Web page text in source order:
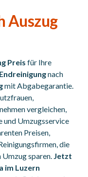
Auszug
Preisfür Ihre
Endreinigungnach
mit Abgabegarantie.
vergleichen,
und Umzugsservice
Preisen,
die
sparen. Jetzt
im Luzern